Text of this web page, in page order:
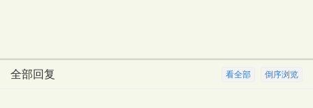
倒序浏览
看全部
全部回复